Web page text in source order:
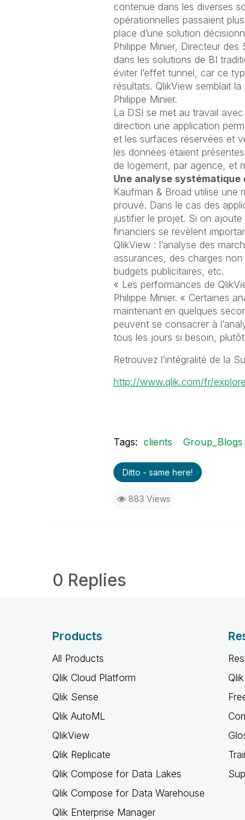
contenue dans les diverses
opérationnelles passaient
place d’une solution
Philippe Minier, Directeur
dans les solutions de BI
éviter l’effet tunnel, car ce
résultats. QlikView semblait
Philippe Minier.
La DSI se met au travail
direction une application
et les surfaces réservées et
les données étaient
de logement, par agence, et
Une analyse systématique
Kaufman & Broad utilise une
prouvé. Dans le cas des
justifier le projet. Si on
financiers se révèlent
QlikView : l’analyse des
assurances, des charges
budgets publicitaires, etc.
« Les performances de
Philippe Minier. « Certaines
maintenant en quelques
peuvent se consacrer à
tous les jours si besoin,
Retrouvez l’intégralité de la
http://www.qlik.com/fr/
Tags: clients Group_Blogs
Ditto - same here!
883 Views
0 Replies
Products
All Products
Qlik Cloud Platform
Qlik Sense
Qlik AutoML
QlikView
Qlik Replicate
Qlik Compose for Data Lakes
Qlik Compose for Data Warehouse
Qlik Enterprise Manager